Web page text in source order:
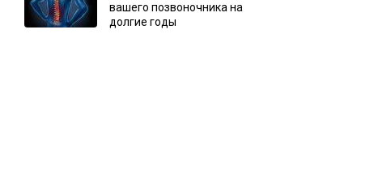
вашего позвоночника на
долгие годы